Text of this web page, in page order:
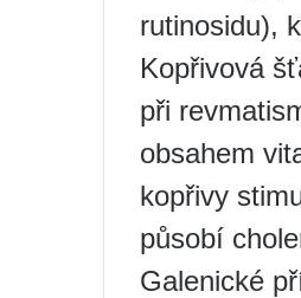
rutinosidu),
Kopřivová
při
obsahem
kopřivy
působí
Galenické